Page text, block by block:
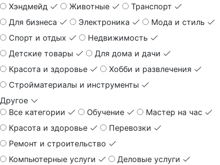
Хэндмейд
Животные
Транспорт
Для бизнеса
Электроника
Мода и стиль
Спорт и отдых
Недвижимость
Детские товары
Для дома и дачи
Красота и здоровье
Хобби и развлечения
Стройматериалы и инструменты
Другое
Все категории
Обучение
Мастер на час
Красота и здоровье
Перевозки
Ремонт и строительство
Компьютерные услуги
Деловые услуги